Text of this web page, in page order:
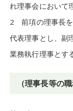
れ理事会において
2 前項の理事長を
代表理事とし、副
業務執行理事とす
（理事長等の職